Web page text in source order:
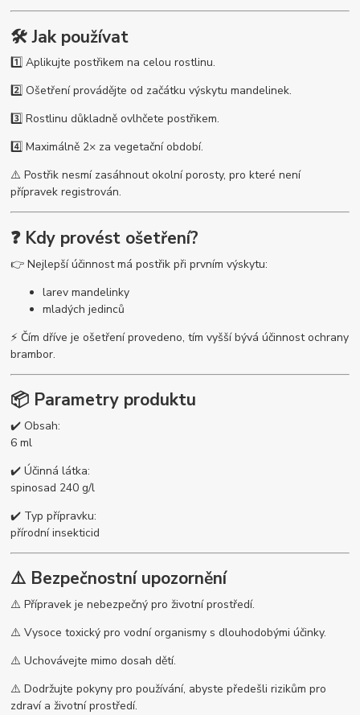
🛠️ Jak používat
1️⃣ Aplikujte postřikem na celou rostlinu.
2️⃣ Ošetření provádějte od začátku výskytu mandelinek.
3️⃣ Rostlinu důkladně ovlhčete postřikem.
4️⃣ Maximálně 2× za vegetační období.
⚠️ Postřik nesmí zasáhnout okolní porosty, pro které není
přípravek registrován.
❓ Kdy provést ošetření?
👉 Nejlepší účinnost má postřik při prvním výskytu:
larev mandelinky
mladých jedinců
⚡ Čím dříve je ošetření provedeno, tím vyšší bývá účinnost ochrany
brambor.
📦 Parametry produktu
✔️ Obsah:
6 ml
✔️ Účinná látka:
spinosad 240 g/l
✔️ Typ přípravku:
přírodní insekticid
⚠️ Bezpečnostní upozornění
⚠️ Přípravek je nebezpečný pro životní prostředí.
⚠️ Vysoce toxický pro vodní organismy s dlouhodobými účinky.
⚠️ Uchovávejte mimo dosah dětí.
⚠️ Dodržujte pokyny pro používání, abyste předešli rizikům pro
zdraví a životní prostředí.